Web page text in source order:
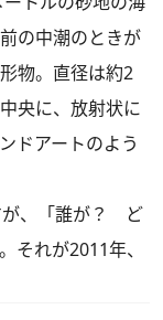
の中潮のときが
物。直径は約2
央に、放射状に
ドアートのよう
が、「誰が？ ど
それが2011年、